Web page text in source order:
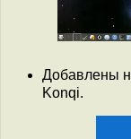
Добавлены
Konqi.